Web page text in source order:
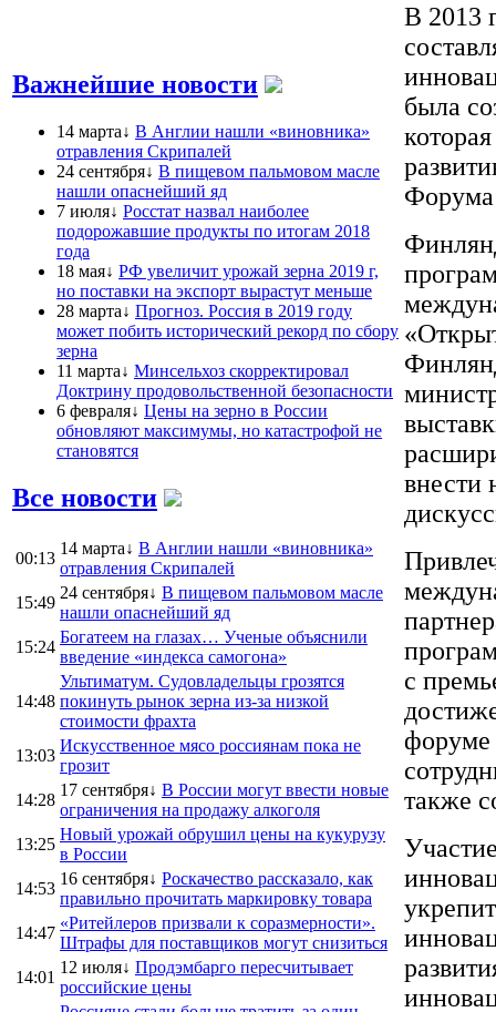
Важнейшие новости
14 марта↓ В Англии нашли «виновника»
отравления Скрипалей
24 сентября↓ В пищевом пальмовом масле
нашли опаснейший яд
7 июля↓ Росстат назвал наиболее
подорожавшие продукты по итогам 2018
года
18 мая↓ РФ увеличит урожай зерна 2019 г,
но поставки на экспорт вырастут меньше
28 марта↓ Прогноз. Россия в 2019 году
может побить исторический рекорд по сбору
зерна
11 марта↓ Минсельхоз скорректировал
Доктрину продовольственной безопасности
6 февраля↓ Цены на зерно в России
обновляют максимумы, но катастрофой не
становятся
Все новости
00:13
14 марта↓ В Англии нашли «виновника»
отравления Скрипалей
15:49
24 сентября↓ В пищевом пальмовом масле
нашли опаснейший яд
15:24
Богатеем на глазах… Ученые объяснили
введение «индекса самогона»
14:48
Ультиматум. Судовладельцы грозятся
покинуть рынок зерна из-за низкой
стоимости фрахта
13:03
Искусственное мясо россиянам пока не
грозит
14:28
17 сентября↓ В России могут ввести новые
ограничения на продажу алкоголя
13:25
Новый урожай обрушил цены на кукурузу
в России
14:53
16 сентября↓ Роскачество рассказало, как
правильно прочитать маркировку товара
14:47
«Ритейлеров призвали к соразмерности».
Штрафы для поставщиков могут снизиться
14:01
12 июля↓ Продэмбарго пересчитывает
российские цены
В 2013
была
внести
с
форуме
также